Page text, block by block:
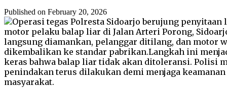
Published on February 20, 2026